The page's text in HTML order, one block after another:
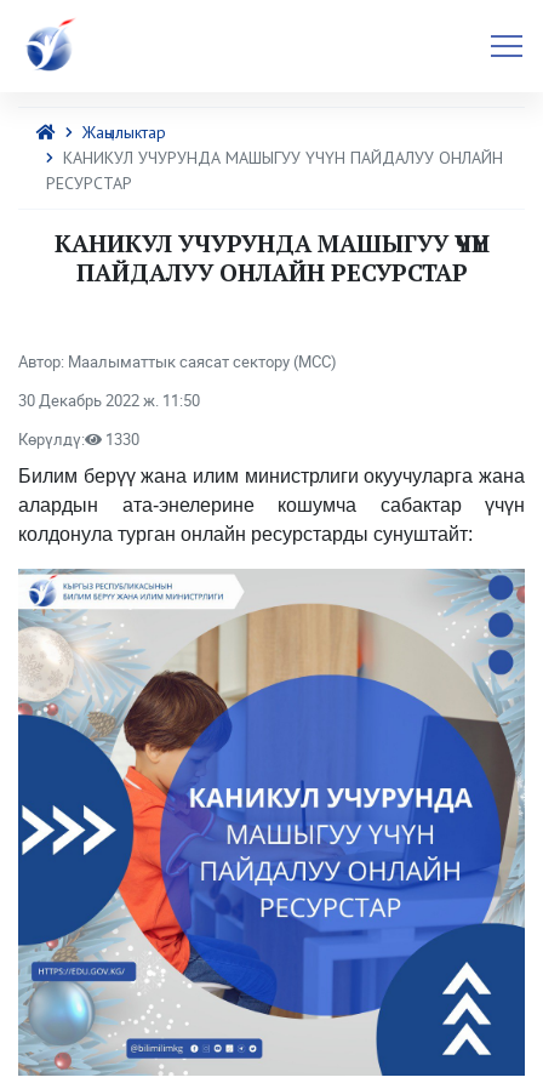
Жаңылыктар
КАНИКУЛ УЧУРУНДА МАШЫГУУ ҮЧҮН ПАЙДАЛУУ ОНЛАЙН
РЕСУРСТАР
КАНИКУЛ УЧУРУНДА МАШЫГУУ ҮЧҮН
ПАЙДАЛУУ ОНЛАЙН РЕСУРСТАР
Автор: Маалыматтык саясат сектору (МСС)
30 Декабрь 2022 ж. 11:50
Көрүлдү:
1330
Билим берүү жана илим министрлиги окуучуларга жана
алардын ата-энелерине кошумча сабактар үчүн
колдонула турган онлайн ресурстарды сунуштайт: